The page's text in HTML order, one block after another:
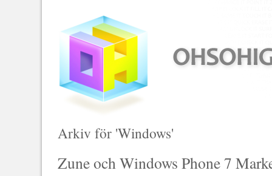
Arkiv för 'Windows'
Zune och Windows Phone 7